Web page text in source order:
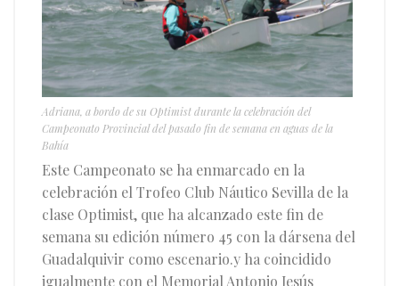
Adriana, a bordo de su Optimist durante la celebración del
Campeonato Provincial del pasado fin de semana en aguas de la
Bahía
Este Campeonato se ha enmarcado en la
celebración el Trofeo Club Náutico Sevilla de la
clase Optimist, que ha alcanzado este fin de
semana su edición número 45 con la dársena del
Guadalquivir como escenario.y ha coincidido
igualmente con el Memorial Antonio Jesús